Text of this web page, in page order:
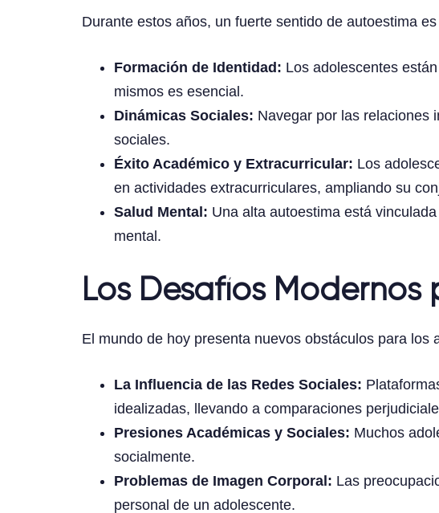
Durante estos años, un fuerte sentido de autoestima
Formación de Identidad: Los adolescentes
mismos es esencial.
Dinámicas Sociales: Navegar por las relaciones
sociales.
Éxito Académico y Extracurricular: Los
en actividades extracurriculares, ampliando su
Salud Mental: Una alta autoestima está
mental.
Los Desafíos
El mundo de hoy presenta nuevos obstáculos para los
La Influencia de las Redes Sociales:
idealizadas, llevando a comparaciones
Presiones Académicas y Sociales: Muchos
socialmente.
Problemas de Imagen Corporal: Las
personal de un adolescente.